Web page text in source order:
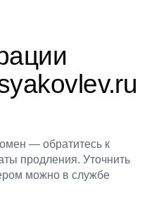
— обратитесь к
продления. Уточнить
можно в службе